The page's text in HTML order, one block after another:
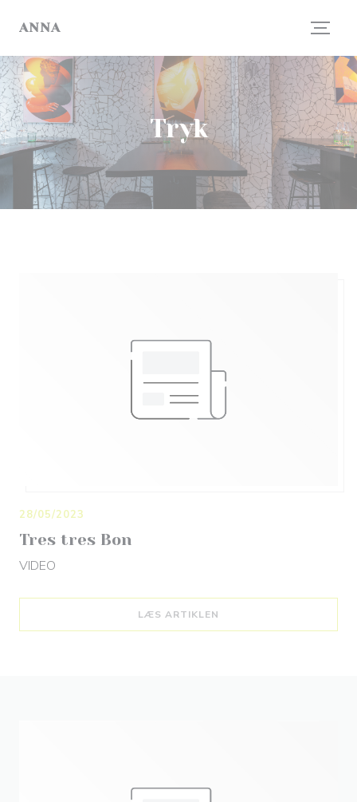
ANNA
Tryk
Tres tres Bon
28/05/2023
VIDEO
LÆS ARTIKLEN